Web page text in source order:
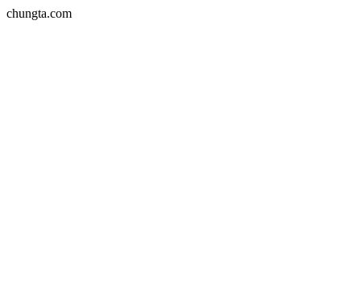
chungta.com